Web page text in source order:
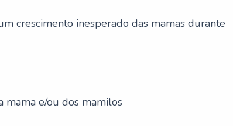
crescimento inesperado das mamas durante
mama e/ou dos mamilos